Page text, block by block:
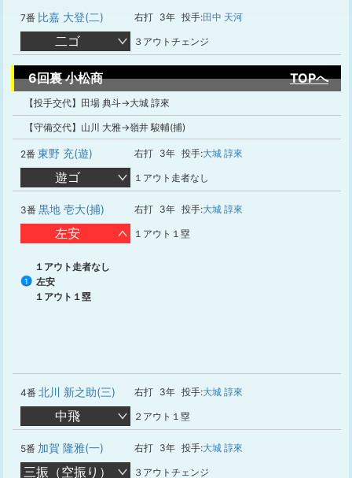
7番 比嘉 大登(二) 右打 3年 投手:田中 天河
二ゴ ３アウトチェンジ
6回裏 小松商 TOPへ
【投手交代】田場 典斗→大城 諄來
【守備交代】山川 大雅→嶺井 駿輔(捕)
2番 東野 充(遊) 右打 3年 投手:大城 諄來
遊ゴ １アウト走者なし
3番 黒地 壱大(捕) 右打 3年 投手:大城 諄來
左安 １アウト１塁
１アウト走者なし
1
左安
１アウト１塁
4番 北川 新之助(三) 右打 3年 投手:大城 諄來
中飛 ２アウト１塁
5番 加賀 隆雅(一) 右打 3年 投手:大城 諄來
三振（空振り） ３アウトチェンジ